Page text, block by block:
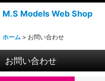
M.S Models Web Shop
ホーム > お問い合わせ
お問い合わせ